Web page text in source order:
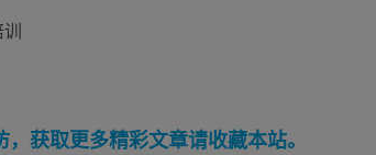
获取更多精彩文章请收藏本站。